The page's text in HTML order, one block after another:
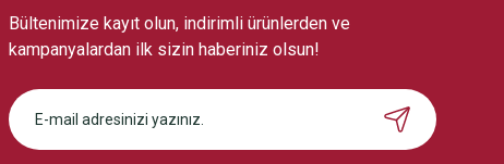
Bültenimize kayıt olun, indirimli ürünlerden ve
kampanyalardan ilk sizin haberiniz olsun!